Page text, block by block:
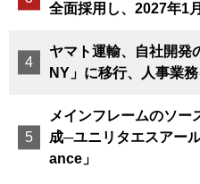
全面採用し、2027年1
ヤマト運輸、自社開発
NY」に移行、人事業
メインフレームのソー
成─ユニリタエスアー
ance」